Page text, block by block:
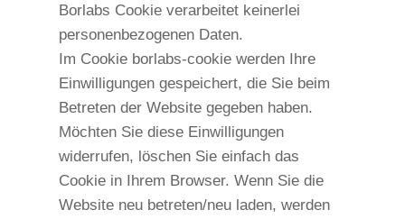
Borlabs Cookie verarbeitet keinerlei
personenbezogenen Daten.
Im Cookie borlabs-cookie werden Ihre
Einwilligungen gespeichert, die Sie beim
Betreten der Website gegeben haben.
Möchten Sie diese Einwilligungen
widerrufen, löschen Sie einfach das
Cookie in Ihrem Browser. Wenn Sie die
Website neu betreten/neu laden, werden